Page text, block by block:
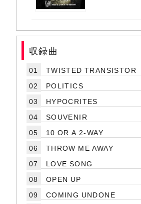
収録曲
01
TWISTED TRANSISTOR
02
POLITICS
03
HYPOCRITES
04
SOUVENIR
05
10 OR A 2-WAY
06
THROW ME AWAY
07
LOVE SONG
08
OPEN UP
09
COMING UNDONE